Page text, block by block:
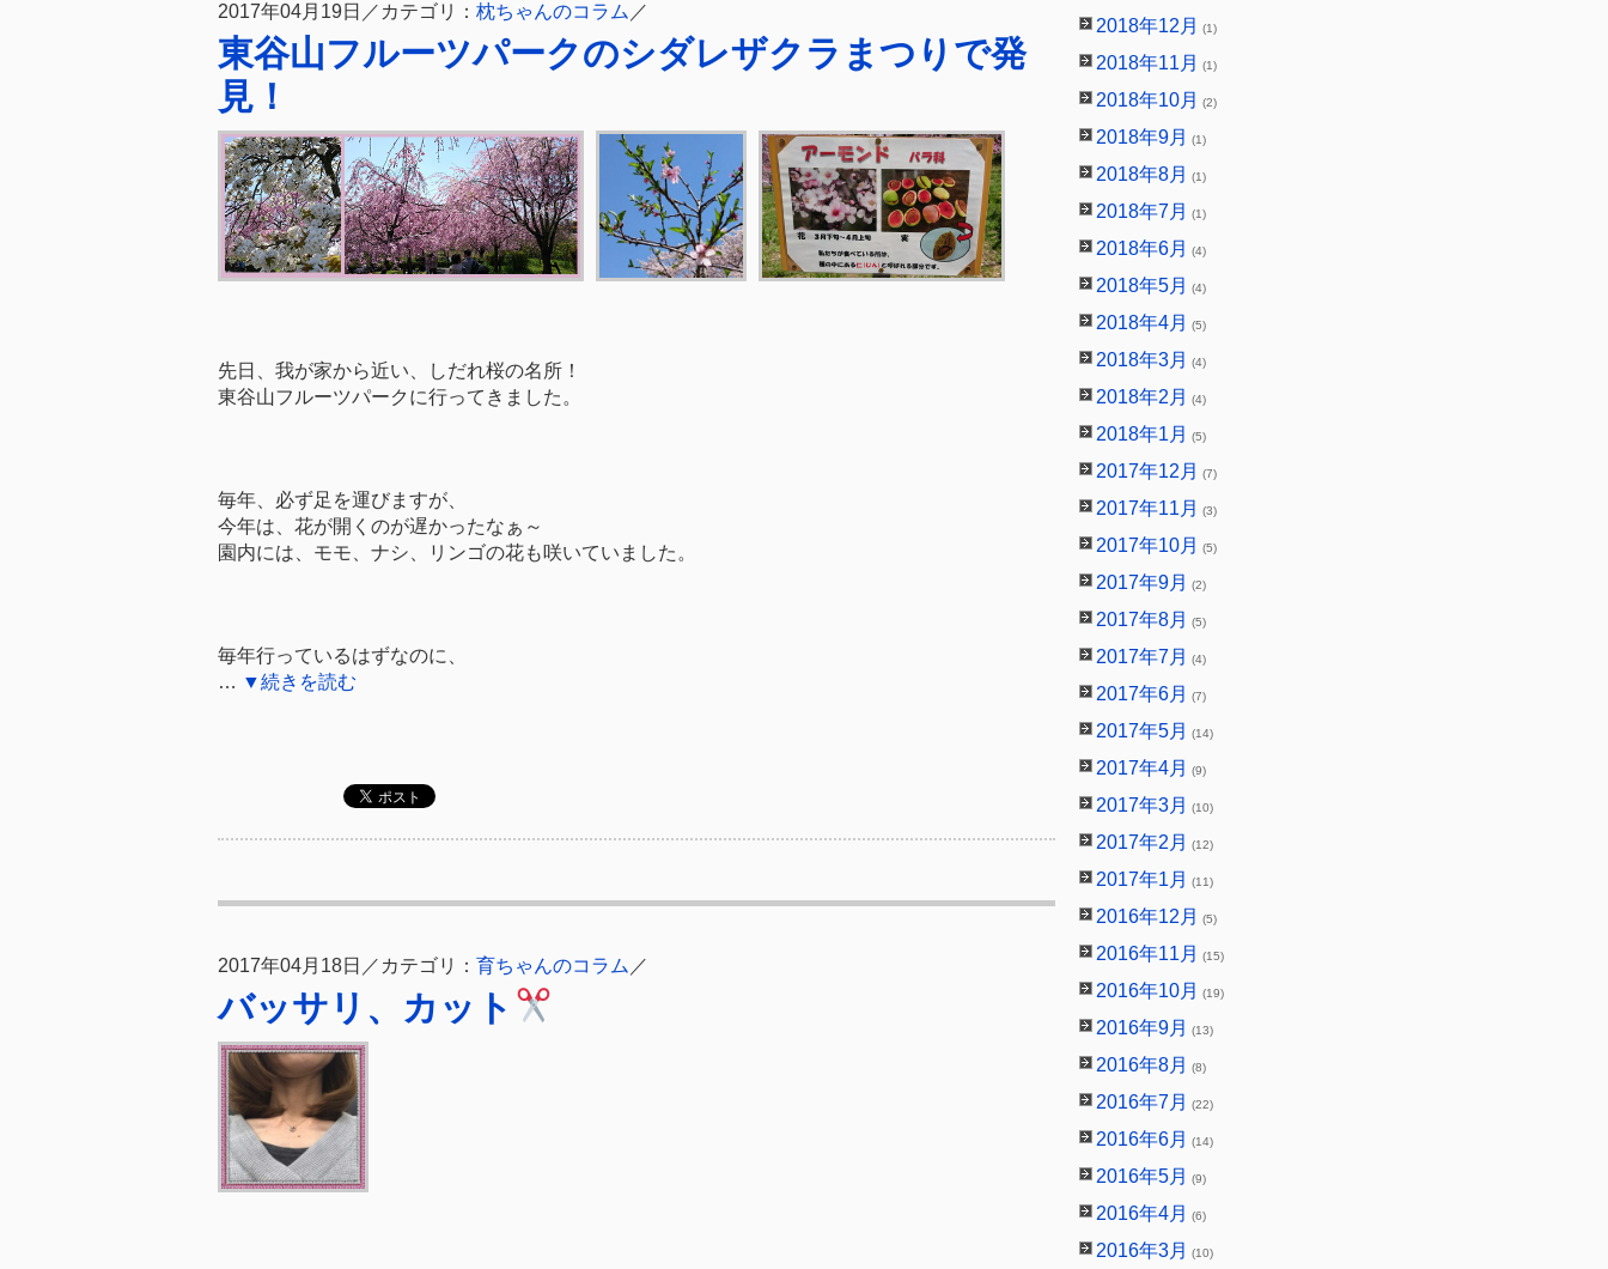
2017年04月19日／カテゴリ： 枕ちゃんのコラム ／
東谷山フルーツパークのシダレザクラまつりで発
見！
先日、我が家から近い、しだれ桜の名所！
東谷山フルーツパークに行ってきました。
毎年、必ず足を運びますが、
今年は、花が開くのが遅かったなぁ～
園内には、モモ、ナシ、リンゴの花も咲いていました。
毎年行っているはずなのに、
… ▼続きを読む
2017年04月18日／カテゴリ： 育ちゃんのコラム ／
バッサリ、カット
2018年12月 (1)
2018年11月 (1)
2018年10月 (2)
2018年9月 (1)
2018年8月 (1)
2018年7月 (1)
2018年6月 (4)
2018年5月 (4)
2018年4月 (5)
2018年3月 (4)
2018年2月 (4)
2018年1月 (5)
2017年12月 (7)
2017年11月 (3)
2017年10月 (5)
2017年9月 (2)
2017年8月 (5)
2017年7月 (4)
2017年6月 (7)
2017年5月 (14)
2017年4月 (9)
2017年3月 (10)
2017年2月 (12)
2017年1月 (11)
2016年12月 (5)
2016年11月 (15)
2016年10月 (19)
2016年9月 (13)
2016年8月 (8)
2016年7月 (22)
2016年6月 (14)
2016年5月 (9)
2016年4月 (6)
2016年3月 (10)